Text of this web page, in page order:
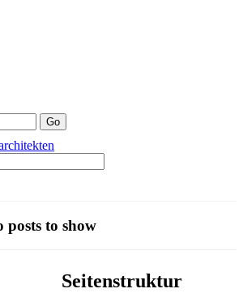
posts to show
Seitenstruktur